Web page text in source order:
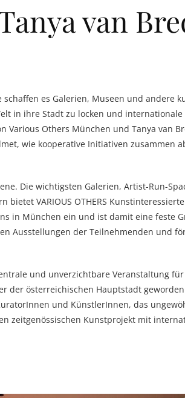
van
es Galerien, Museen und andere
in ihre Stadt zu locken und internationale
Others München und Tanya van
wie kooperative Initiativen zusammen
Die wichtigsten Galerien, Artist-Run-
VARIOUS OTHERS
in München ein und ist damit eine
Ausstellungen der Teilnehmenden und
und unverzichtbare Veranstaltung
der österreichischen Hauptstadt
und KünstlerInnen, das
zeitgenössischen Kunstprojekt mit